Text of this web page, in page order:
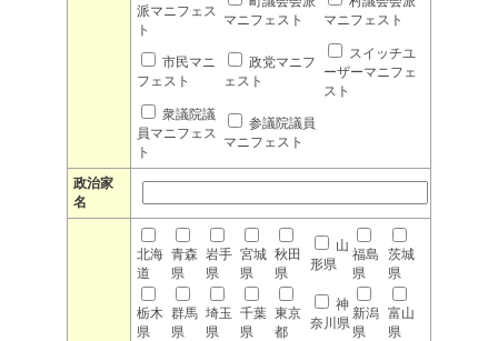
派マニフェス
ト
マニフェスト
マニフェスト
市民マニ
フェスト
政党マニフ
ェスト
スイッチユ
ーザーマニフェ
スト
衆議院議
員マニフェス
ト
参議院議員
マニフェスト
政治家
名
北海
道
青森
県
岩手
県
宮城
県
秋田
県
山
形県
福島
県
茨城
県
栃木
県
群馬
県
埼玉
県
千葉
県
東京
都
神
奈川県
新潟
県
富山
県